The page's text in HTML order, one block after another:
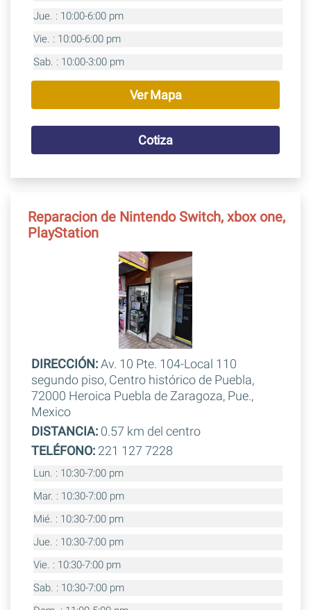
Jue. : 10:00-6:00 pm
Vie. : 10:00-6:00 pm
Sab. : 10:00-3:00 pm
Ver Mapa
Cotiza
Reparacion de Nintendo Switch, xbox one,
PlayStation
DIRECCIÓN:Av. 10 Pte. 104-Local 110
segundo piso, Centro histórico de Puebla,
72000 Heroica Puebla de Zaragoza, Pue.,
Mexico
DISTANCIA:0.57 km del centro
TELÉFONO:221 127 7228
Lun. : 10:30-7:00 pm
Mar. : 10:30-7:00 pm
Mié. : 10:30-7:00 pm
Jue. : 10:30-7:00 pm
Vie. : 10:30-7:00 pm
Sab. : 10:30-7:00 pm